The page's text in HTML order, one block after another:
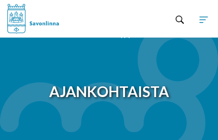
AJANKOHTAISTA